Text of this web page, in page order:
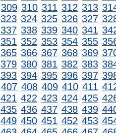
309 310 311 312 313
323 324 325 326 327
337 338 339 340 341
351 352 353 354 355
365 366 367 368 369
379 380 381 382 383
393 394 395 396 397
407 408 409 410 411
421 422 423 424 425
435 436 437 438 439
449 450 451 452 453